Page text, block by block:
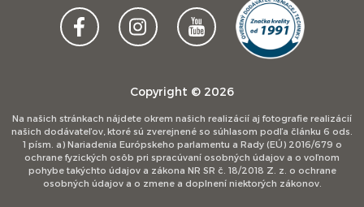
Copyright © 2026
Na našich stránkach nájdete okrem našich realizácií aj fotografie realizácií
našich dodávateľov, ktoré sú zverejnené so súhlasom podľa článku 6 ods.
1 písm. a) Nariadenia Európskeho parlamentu a Rady (EÚ) 2016/679 o
ochrane fyzických osôb pri spracúvaní osobných údajov a o voľnom
pohybe takýchto údajov a zákona NR SR č. 18/2018 Z. z. o ochrane
osobných údajov a o zmene a doplnení niektorých zákonov.